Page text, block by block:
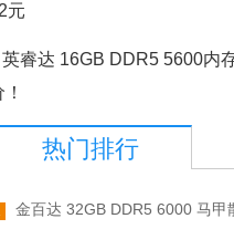
元
英睿达 16GB DDR5 5600内
热门排行